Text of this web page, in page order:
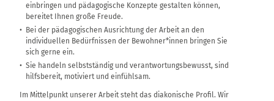
einbringen und pädagogische Konzepte gestalten können,
bereitet Ihnen große Freude.
Bei der pädagogischen Ausrichtung der Arbeit an den
individuellen Bedürfnissen der Bewohner*innen bringen Sie
sich gerne ein.
Sie handeln selbstständig und verantwortungsbewusst, sind
hilfsbereit, motiviert und einfühlsam.
Im Mittelpunkt unserer Arbeit steht das diakonische Profil. Wir